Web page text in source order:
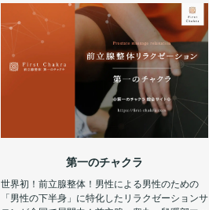
第一のチャクラ
世界初！前立腺整体！男性による男性のための
「男性の下半身」に特化したリラクゼーションサ